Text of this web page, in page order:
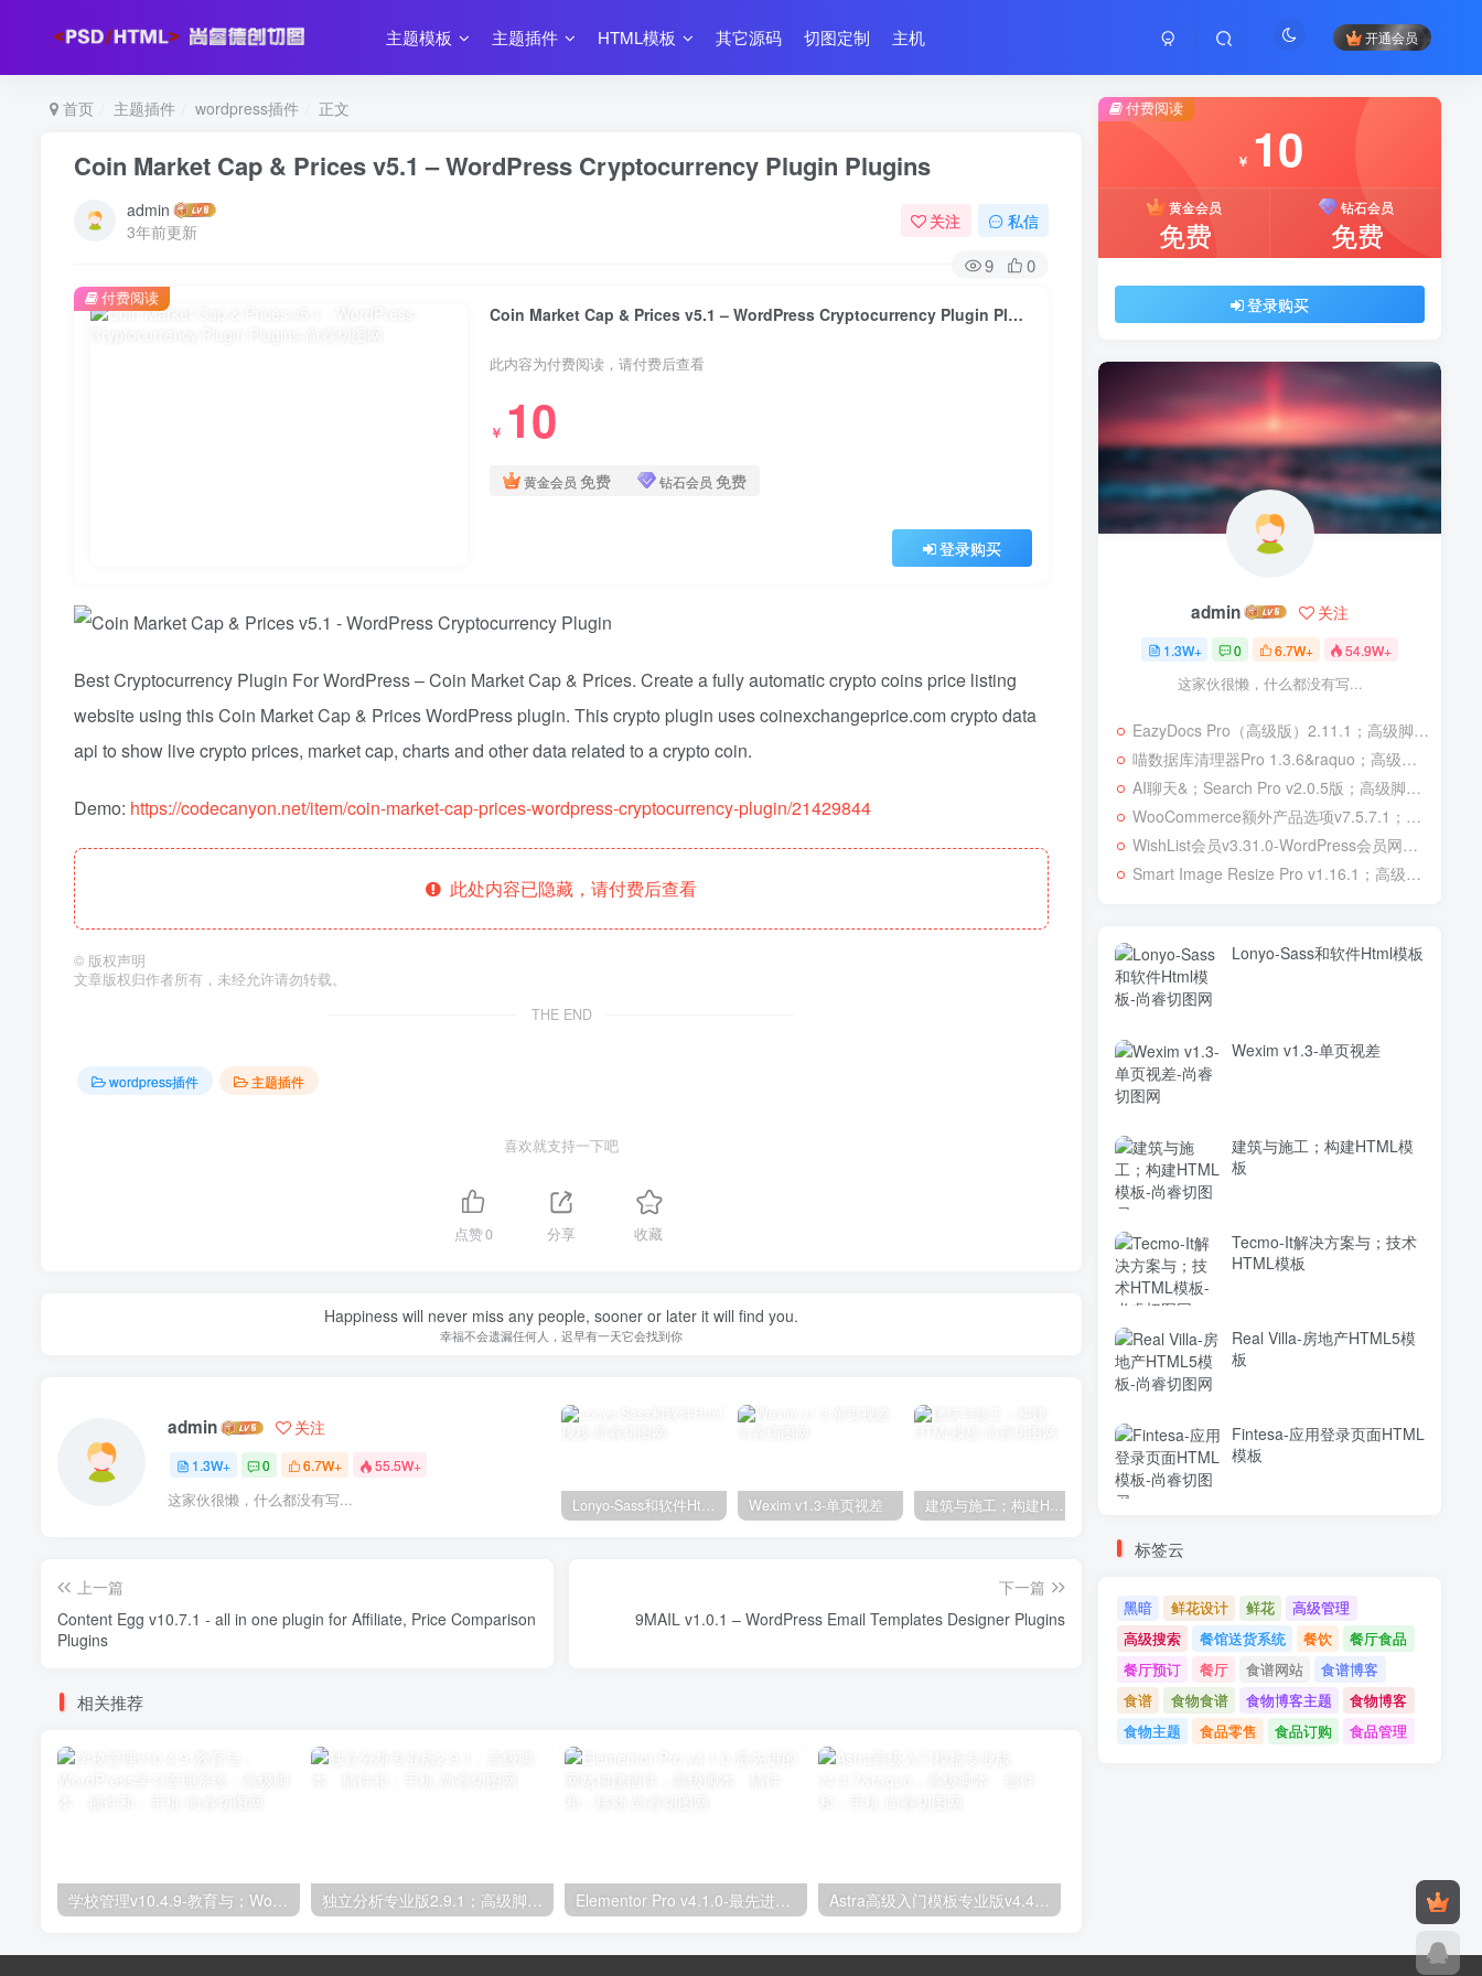
主题模板 主题插件 HTML模板 其它源码 切图定制 主机 开通会员
首页 主题插件 wordpress插件 正文
Coin Market Cap & Prices v5.1 – WordPress Cryptocurrency Plugin Plugins
admin
3年前更新
关注 私信
9 0
Coin Market Cap & Prices v5.1 – WordPress Cryptocurrency Plugin Plugins
此内容为付费阅读，请付费后查看
￥ 10
黄金会员 免费 钻石会员 免费
登录购买
付费阅读
Best Cryptocurrency Plugin For WordPress – Coin Market Cap & Prices. Create a fully automatic crypto coins price listing
website using this Coin Market Cap & Prices WordPress plugin. This crypto plugin uses coinexchangeprice.com crypto data
api to show live crypto prices, market cap, charts and other data related to a crypto coin.
Demo: https://codecanyon.net/item/coin-market-cap-prices-wordpress-cryptocurrency-plugin/21429844
此处内容已隐藏，请付费后查看
© 版权声明
文章版权归作者所有，未经允许请勿转载。
THE END
wordpress插件 主题插件
喜欢就支持一下吧
点赞0 分享 收藏
Happiness will never miss any people, sooner or later it will find you.
幸福不会遗漏任何人，迟早有一天它会找到你
admin 关注
1.3W+ 0 6.7W+ 55.5W+
这家伙很懒，什么都没有写... Lonyo-Sass和软件Html模板 Wexim v1.3-单页视差 建筑与施工；构建HTML模板
上一篇
Content Egg v10.7.1 - all in one plugin for Affiliate, Price Comparison
Plugins
下一篇
9MAIL v1.0.1 – WordPress Email Templates Designer Plugins
相关推荐
学校管理v10.4.9-教育与；WordPress学习管理系统；高级脚本、插件和；手机 独立分析专业版2.9.1；高级脚本、插件和；手机
付费阅读
￥ 10
黄金会员
免费
钻石会员
免费
登录购买
admin 关注
1.3W+ 0 6.7W+ 54.9W+
这家伙很懒，什么都没有写...
EazyDocs Pro（高级版）2.11.1；高级脚本、插件和；移动
喵数据库清理器Pro 1.3.6&raquo；高级脚本、插件和；移动
AI聊天&；Search Pro v2.0.5版；高级脚本、插件和；移动
WooCommerce额外产品选项v7.5.7.1；高级脚本、插件和；移动
WishList会员v3.31.0-WordPress会员网站；高级脚本、插件和；移动
Smart Image Resize Pro v1.16.1；高级脚本、插件和；移动
Lonyo-Sass和软件Html模板
Wexim v1.3-单页视差
建筑与施工；构建HTML模
板
Tecmo-It解决方案与；技术
HTML模板
Real Villa-房地产HTML5模
板
Fintesa-应用登录页面HTML
模板
标签云
黑暗 鲜花设计 鲜花
高级管理
高级搜索
餐馆送货系统 餐饮
餐厅食品
餐厅预订
餐厅 食谱网站
食谱博客
食谱
食物食谱 食物博客主题
食物博客
食物主题
食品零售 食品订购 食品管理